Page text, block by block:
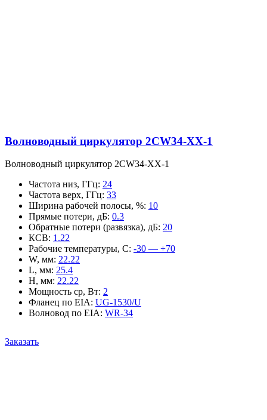
Волноводный циркулятор 2CW34-XX-1
Волноводный циркулятор 2CW34-XX-1
Частота низ, ГГц: 24
Частота верх, ГГц: 33
Ширина рабочей полосы, %: 10
Прямые потери, дБ: 0.3
Обратные потери (развязка), дБ: 20
КСВ: 1.22
Рабочие температуры, С: -30 — +70
W, мм: 22.22
L, мм: 25.4
H, мм: 22.22
Мощность ср, Вт: 2
Фланец по EIA: UG-1530/U
Волновод по EIA: WR-34
Заказать